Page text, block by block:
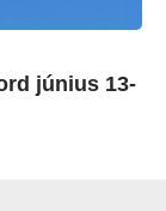
június 13-